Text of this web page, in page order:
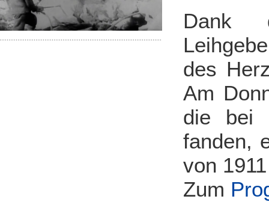
Dank
des
Am
die bei
fanden,
von
Zum